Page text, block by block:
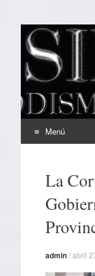
EL
Periodismo
Menú
contenido
La
admin/abril